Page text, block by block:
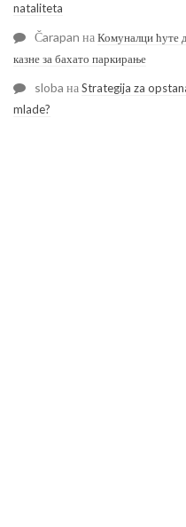
nataliteta
Čarapan наКомуналци ћуте
казне за бахато паркирање
sloba наStrategija za
mlade?